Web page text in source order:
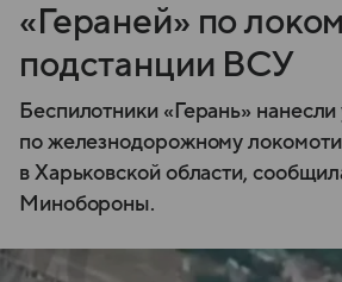
«Гераней» по
подстанции ВСУ
Беспилотники «Герань» нанесли
по железнодорожному
в Харьковской области,
Минобороны.